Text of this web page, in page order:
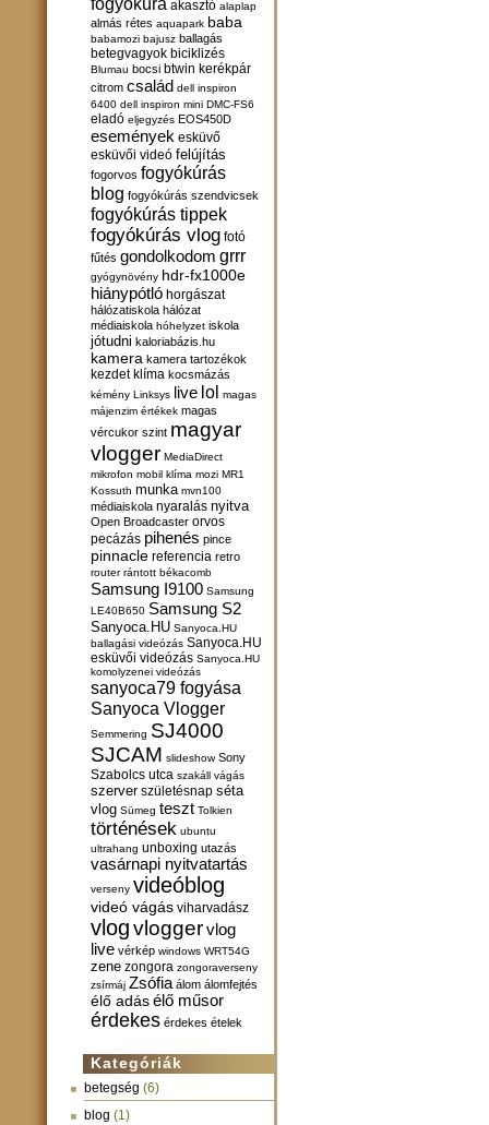
akasztó alaplap
almás rétes aquapark baba
babamozi bajusz ballagás
betegvagyok biciklizés
Blumau bocsi btwin kerékpár
citrom család dell inspiron
6400 dell inspiron mini DMC-FS6
eladó eljegyzés EOS450D
események esküvő
esküvői videó felújítás
fogorvos fogyókúrás
blog fogyókúrás szendvicsek
fogyókúrás tippek
fogyókúrás vlog fotó
fűtés gondolkodom grrr
gyógynövény hdr-fx1000e
hiánypótló horgászat
hálózatiskola hálózat
médiaiskola hóhelyzet iskola
jótudni kaloriabázis.hu
kamera kamera tartozékok
kezdet klíma kocsmázás
kémény Linksys live lol magas
májenzim értékek magas
vércukor szint magyar
vlogger MediaDirect
mikrofon mobil klíma mozi MR1
Kossuth munka mvn100
médiaiskola nyaralás nyitva
Open Broadcaster orvos
pecázás pihenés pince
pinnacle referencia retro
router rántott békacomb
Samsung I9100 Samsung
LE40B650 Samsung S2
Sanyoca.HU Sanyoca.HU
ballagási videózás Sanyoca.HU
esküvői videózás Sanyoca.HU
komolyzenei videózás
sanyoca79 fogyása
Sanyoca Vlogger
Semmering SJ4000
SJCAM slideshow Sony
Szabolcs utca szakáll vágás
szerver születésnap séta
vlog Sümeg teszt Tolkien
történések ubuntu
ultrahang unboxing utazás
vasárnapi nyitvatartás
verseny videóblog
videó vágás viharvadász
vlogvloggervlog
live vérkép windows WRT54G
zene zongora zongoraverseny
zsírmáj Zsófia álom álomfejtés
élő adás élő műsor
érdekes érdekes ételek
Kategóriák
betegség (6)
blog (1)